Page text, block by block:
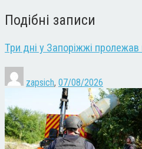
Подібні записи
Три дні у Запоріжжі
zapsich, 07/08/2026